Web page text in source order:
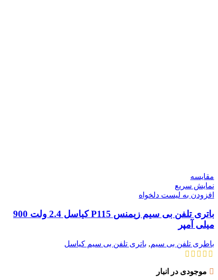
مقایسه
نمایش سریع
افزودن به لیست دلخواه
باتری تلفن بی سیم زیمنس P115 کیاسل 2.4 ولت 900
میلی آمپر
باطری تلفن بی سیم, باتری تلفن بی سیم کیاسل
موجودی در انبار